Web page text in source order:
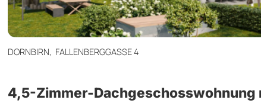
DORNBIRN, FALLENBERGGASSE 4
4,5-Zimmer-Dachgeschosswohnung